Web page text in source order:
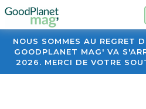
NOUS SOMMES AU REGRET
GOODPLANET MAG' VA
2026. MERCI DE VOTRE